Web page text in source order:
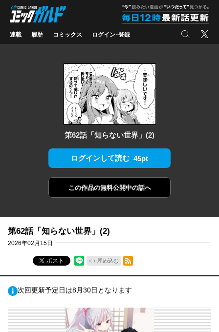
コミックガルド
連載 履歴 コミックス ログイン･登録 検索 X
第62話「知らない世界」(2)
ログインして読む 45pt
この作品の無料公開中の話へ
第62話「知らない世界」(2)
2026年02月15日
ポスト 埋め込む
RSSフィード
次回更新予定日は8月30日となります